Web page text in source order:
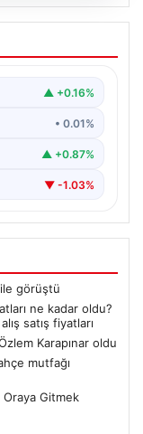
Altın
çeyrek,
▲ +0.16%
• 0.01%
▲ +0.87%
▼ -1.03%
görüştü
ne kadar oldu?
satış fiyatları
Karapınar oldu
mutfağı
Oraya Gitmek